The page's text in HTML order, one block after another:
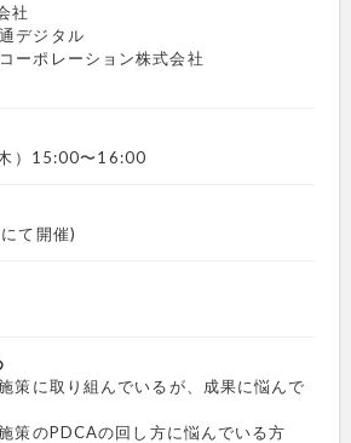
社
デジタル
ーポレーション株式会社
）15:00〜16:00
て開催)
策に取り組んでいるが、成果に悩んで
策のPDCAの回し方に悩んでいる方